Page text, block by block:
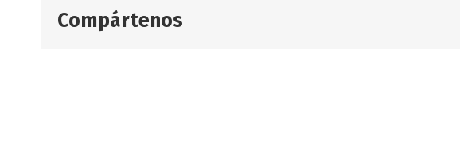
Compártenos